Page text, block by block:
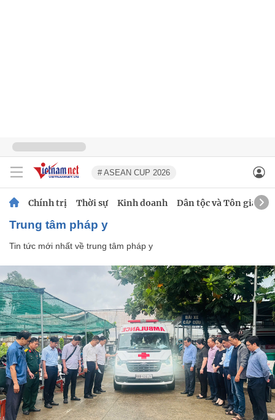
# ASEAN CUP 2026
Chính trị Thời sự Kinh doanh Dân tộc và Tôn giáo
trung tâm pháp y
Tin tức mới nhất về trung tâm pháp y